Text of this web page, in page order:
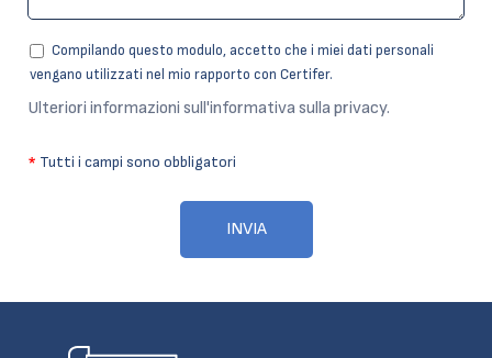
Compilando questo modulo, accetto che i miei dati personali
vengano utilizzati nel mio rapporto con Certifer.
Ulteriori informazioni sull'informativa sulla privacy.
* Tutti i campi sono obbligatori